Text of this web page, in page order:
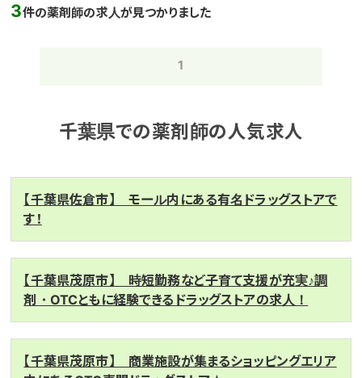
3件の薬剤師の求人が見つかりました
1
千葉県での薬剤師の人気求人
【千葉県佐倉市】 モール内にある有名ドラッグストアで
す！
【千葉県茂原市】 時短勤務など子育て支援が充実♪調
剤・OTCともに経験できるドラッグストアの求人！
【千葉県茂原市】 商業施設が集まるショッピングエリア